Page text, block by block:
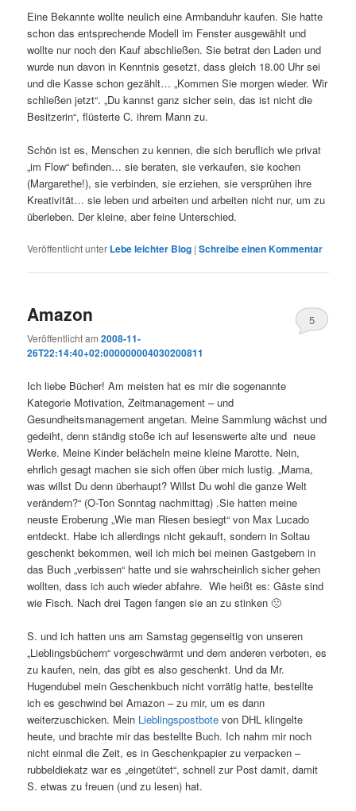
Eine Bekannte wollte neulich eine Armbanduhr kaufen. Sie hatte
schon das entsprechende Modell im Fenster ausgewählt und
wollte nur noch den Kauf abschließen. Sie betrat den Laden und
wurde nun davon in Kenntnis gesetzt, dass gleich 18.00 Uhr sei
und die Kasse schon gezählt… „Kommen Sie morgen wieder. Wir
schließen jetzt“. „Du kannst ganz sicher sein, das ist nicht die
Besitzerin“, flüsterte C. ihrem Mann zu.
Schön ist es, Menschen zu kennen, die sich beruflich wie privat
„im Flow“ befinden… sie beraten, sie verkaufen, sie kochen
(Margarethe!), sie verbinden, sie erziehen, sie versprühen ihre
Kreativität… sie leben und arbeiten und arbeiten nicht nur, um zu
überleben. Der kleine, aber feine Unterschied.
Veröffentlicht unter Lebe leichter Blog |Schreibe einen Kommentar
Amazon
Veröffentlicht am2008-11-
26T22:14:40+02:000000004030200811
5
Ich liebe Bücher! Am meisten hat es mir die sogenannte
Kategorie Motivation, Zeitmanagement – und
Gesundheitsmanagement angetan. Meine Sammlung wächst und
gedeiht, denn ständig stoße ich auf lesenswerte alte und neue
Werke. Meine Kinder belächeln meine kleine Marotte. Nein,
ehrlich gesagt machen sie sich offen über mich lustig. „Mama,
was willst Du denn überhaupt? Willst Du wohl die ganze Welt
verändern?“ (O-Ton Sonntag nachmittag) .Sie hatten meine
neuste Eroberung „Wie man Riesen besiegt“ von Max Lucado
entdeckt. Habe ich allerdings nicht gekauft, sondern in Soltau
geschenkt bekommen, weil ich mich bei meinen Gastgebern in
das Buch „verbissen“ hatte und sie wahrscheinlich sicher gehen
wollten, dass ich auch wieder abfahre. Wie heißt es: Gäste sind
wie Fisch. Nach drei Tagen fangen sie an zu stinken 🙁
S. und ich hatten uns am Samstag gegenseitig von unseren
„Lieblingsbüchern“ vorgeschwärmt und dem anderen verboten, es
zu kaufen, nein, das gibt es also geschenkt. Und da Mr.
Hugendubel mein Geschenkbuch nicht vorrätig hatte, bestellte
ich es geschwind bei Amazon – zu mir, um es dann
weiterzuschicken. Mein Lieblingspostbote von DHL klingelte
heute, und brachte mir das bestellte Buch. Ich nahm mir noch
nicht einmal die Zeit, es in Geschenkpapier zu verpacken –
rubbeldiekatz war es „eingetütet“, schnell zur Post damit, damit
S. etwas zu freuen (und zu lesen) hat.